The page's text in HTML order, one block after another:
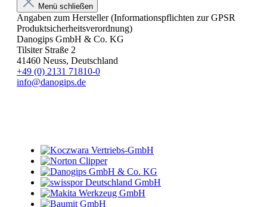
Menü schließen
Angaben zum Hersteller (Informationspflichten zur GPSR
Produktsicherheitsverordnung)
Danogips GmbH & Co. KG
Tilsiter Straße 2
41460 Neuss, Deutschland
+49 (0) 2131 71810-0
info@danogips.de